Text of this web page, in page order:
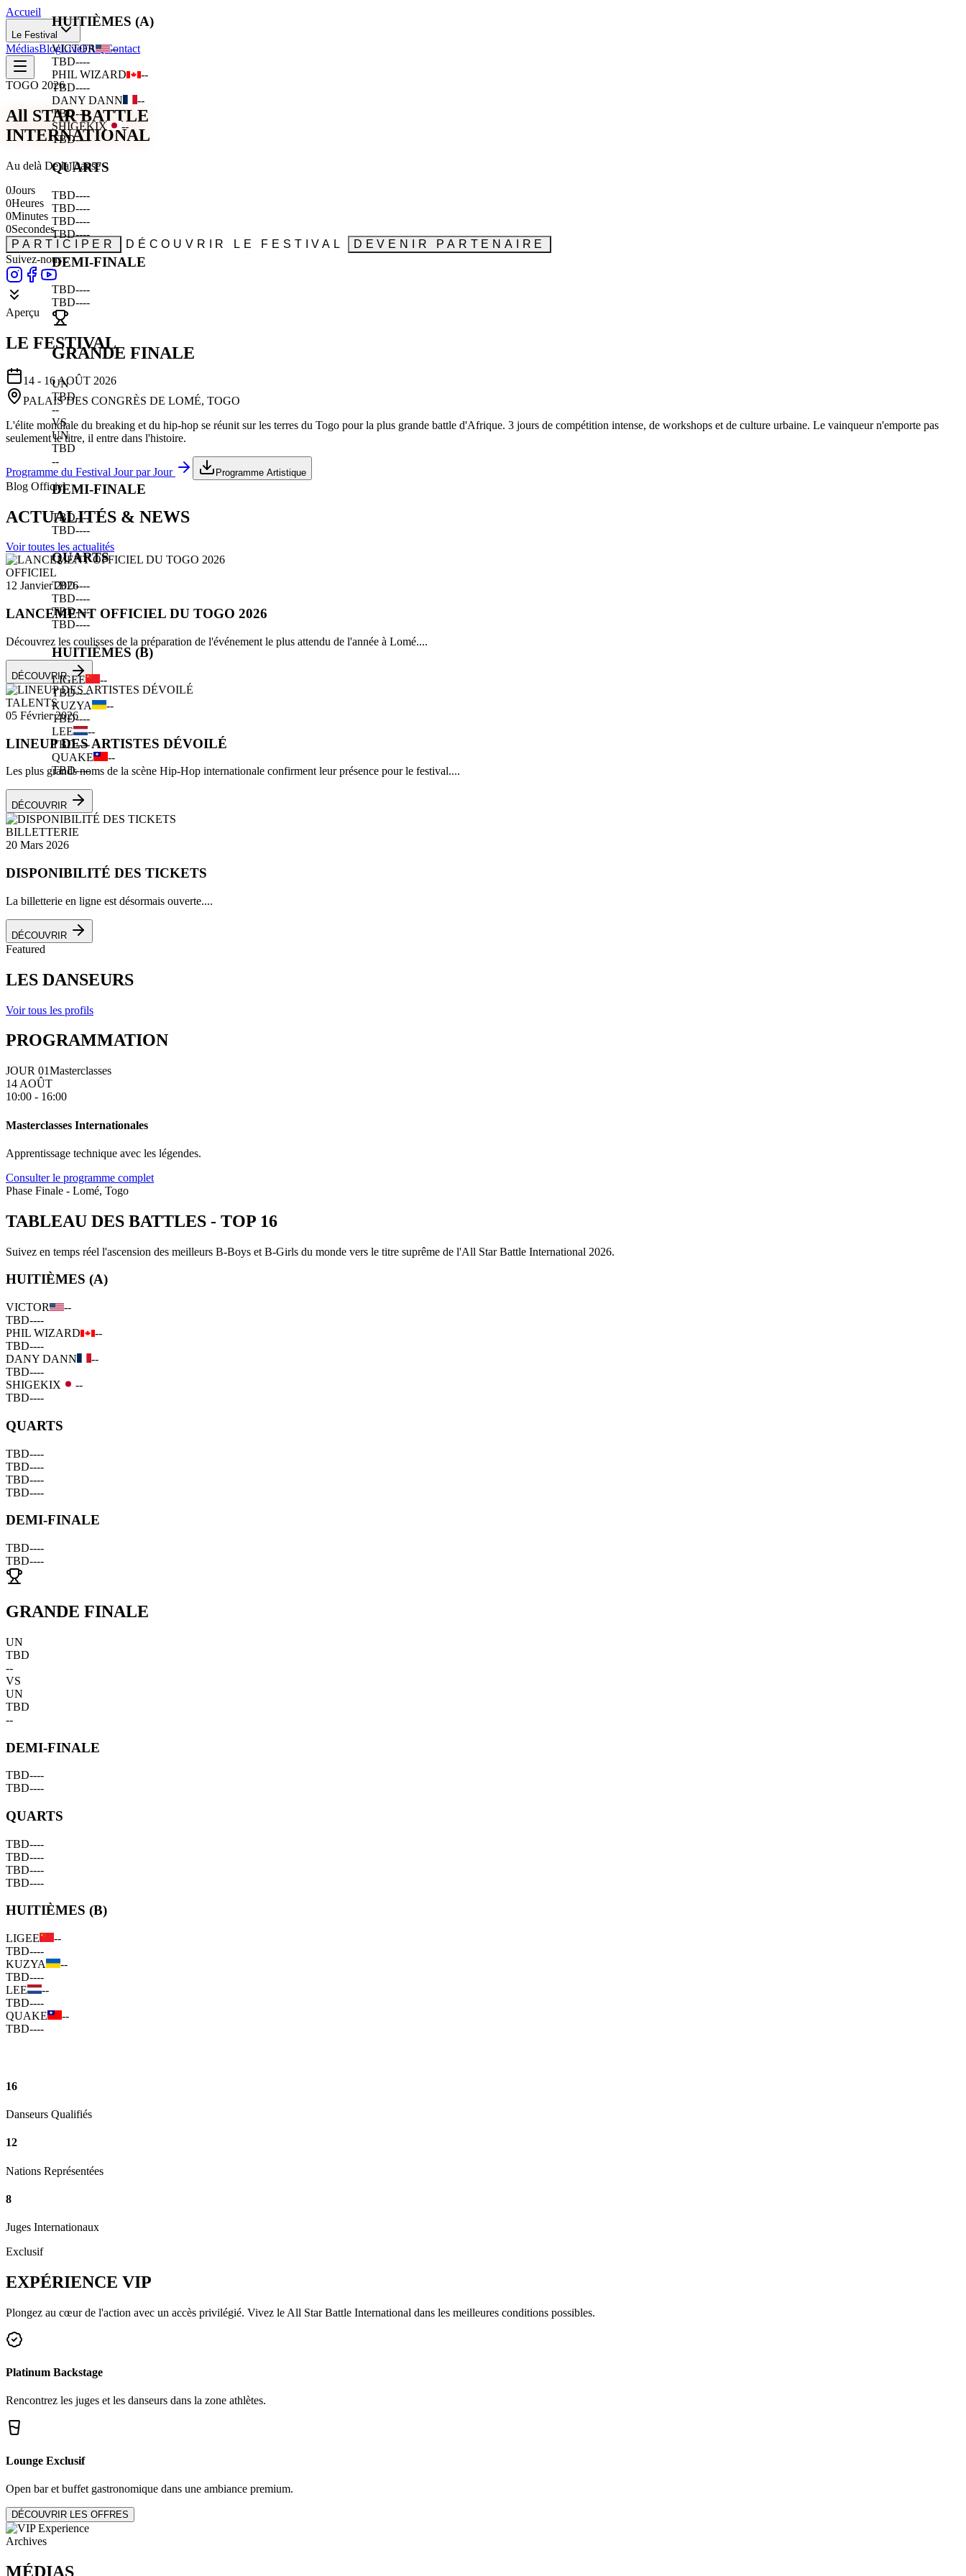
Accueil
Le Festival
MédiasBlogLiveFAQContact
TOGO 2026
All STAR BATTLE
INTERNATIONAL
Au delà De la Danse
0Jours
0Heures
0Minutes
0Secondes
PARTICIPER
DÉCOUVRIR LE FESTIVAL
DEVENIR PARTENAIRE
Suivez-nous :
Aperçu
LE FESTIVAL
14 - 16 AOÛT 2026
PALAIS DES CONGRÈS DE LOMÉ, TOGO
L'élite mondiale du breaking et du hip-hop se réunit sur les terres du Togo pour la plus grande battle d'Afrique. 3 jours de compétition intense, de workshops et de culture urbaine. Le vainqueur n'emporte pas
seulement le titre, il entre dans l'histoire.
Programme du Festival Jour par Jour Programme Artistique
Blog Officiel
ACTUALITÉS & NEWS
Voir toutes les actualités
OFFICIEL
12 Janvier 2026
LANCEMENT OFFICIEL DU TOGO 2026
Découvrez les coulisses de la préparation de l'événement le plus attendu de l'année à Lomé....
DÉCOUVRIR
TALENTS
05 Février 2026
LINEUP DES ARTISTES DÉVOILÉ
Les plus grands noms de la scène Hip-Hop internationale confirment leur présence pour le festival....
DÉCOUVRIR
BILLETTERIE
20 Mars 2026
DISPONIBILITÉ DES TICKETS
La billetterie en ligne est désormais ouverte....
DÉCOUVRIR
Featured
LES DANSEURS
Voir tous les profils
PROGRAMMATION
JOUR 01Masterclasses
14 AOÛT
10:00 - 16:00
Masterclasses Internationales
Apprentissage technique avec les légendes.
Consulter le programme complet
Phase Finale - Lomé, Togo
TABLEAU DES BATTLES - TOP 16
Suivez en temps réel l'ascension des meilleurs B-Boys et B-Girls du monde vers le titre suprême de l'All Star Battle International 2026.
HUITIÈMES (A)
VICTOR
--
TBD----
PHIL WIZARD
--
TBD----
DANY DANN
--
TBD----
SHIGEKIX
--
TBD----
QUARTS
TBD----
TBD----
TBD----
TBD----
DEMI-FINALE
TBD----
TBD----
GRANDE FINALE
UN
TBD
--
VS
UN
TBD
--
DEMI-FINALE
TBD----
TBD----
QUARTS
TBD----
TBD----
TBD----
TBD----
HUITIÈMES (B)
LIGEE
--
TBD----
KUZYA
--
TBD----
LEE
--
TBD----
QUAKE
--
TBD----
HUITIÈMES (A)
VICTOR
--
TBD----
PHIL WIZARD
--
TBD----
DANY DANN
--
TBD----
SHIGEKIX
--
TBD----
QUARTS
TBD----
TBD----
TBD----
TBD----
DEMI-FINALE
TBD----
TBD----
GRANDE FINALE
UN
TBD
--
VS
UN
TBD
--
DEMI-FINALE
TBD----
TBD----
QUARTS
TBD----
TBD----
TBD----
TBD----
HUITIÈMES (B)
LIGEE
--
TBD----
KUZYA
--
TBD----
LEE
--
TBD----
QUAKE
--
TBD----
16
Danseurs Qualifiés
12
Nations Représentées
8
Juges Internationaux
Exclusif
EXPÉRIENCE VIP
Plongez au cœur de l'action avec un accès privilégié. Vivez le All Star Battle International dans les meilleures conditions possibles.
Platinum Backstage
Rencontrez les juges et les danseurs dans la zone athlètes.
Lounge Exclusif
Open bar et buffet gastronomique dans une ambiance premium.
DÉCOUVRIR LES OFFRES
Archives
MÉDIAS